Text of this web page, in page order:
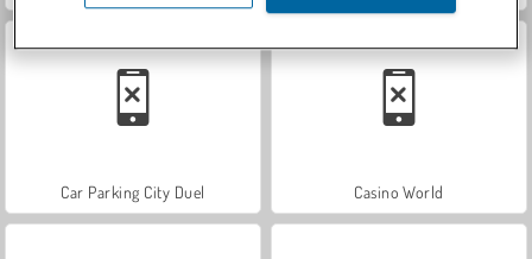
Car Parking City Duel Casino World